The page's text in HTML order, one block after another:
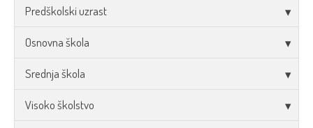
Predškolski uzrast
Osnovna škola
Srednja škola
Visoko školstvo